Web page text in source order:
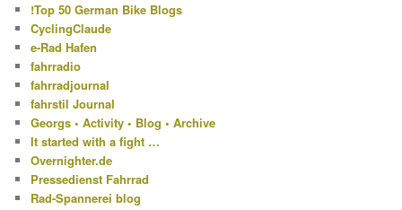
!Top 50 German Bike Blogs
CyclingClaude
e-Rad Hafen
fahrradio
fahrradjournal
fahrstil Journal
Georgs • Activity • Blog • Archive
It started with a fight …
Overnighter.de
Pressedienst Fahrrad
Rad-Spannerei blog